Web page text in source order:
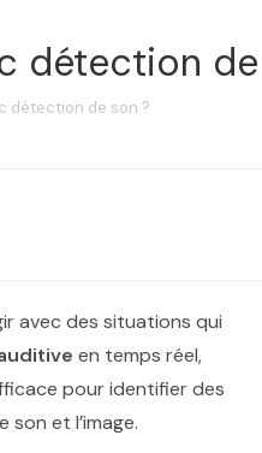
détection
détection de son ?
avec des situations qui
en temps réel,
pour identifier des
et l’image.